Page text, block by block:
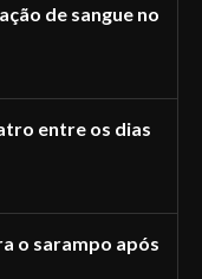
de sangue no
entre os dias
o sarampo após